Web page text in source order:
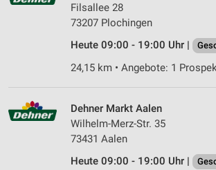
Filsallee 28
73207 Plochingen
Heute 09:00 - 19:00 Uhr |
24,15 km • Angebote: 1
Dehner Markt Aalen
Wilhelm-Merz-Str. 35
73431 Aalen
Heute 09:00 - 19:00 Uhr |
Verwendung genauer Standortdaten
Geräte anhand von aktiv angeforderten
Informationen identifizieren
Nicht-IAB-Verarbeitungszwecke:
Performance